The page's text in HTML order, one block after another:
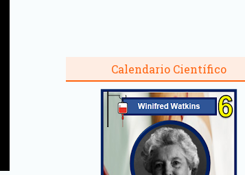
Calendario Científico